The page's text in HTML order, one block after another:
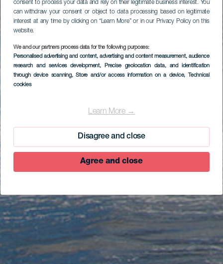
consent to process your data and rely on their legitimate business interest. You
can withdraw your consent or object to data processing based on legitimate
interest at any time by clicking on “Learn More” or in our Privacy Policy on this
website.
We and our partners process data for the following purposes:
Personalised advertising and content, advertising and content measurement, audience
research and services development, Precise geolocation data, and identification
through device scanning, Store and/or access information on a device, Technical
cookies
Learn More →
Disagree and close
Agree and close